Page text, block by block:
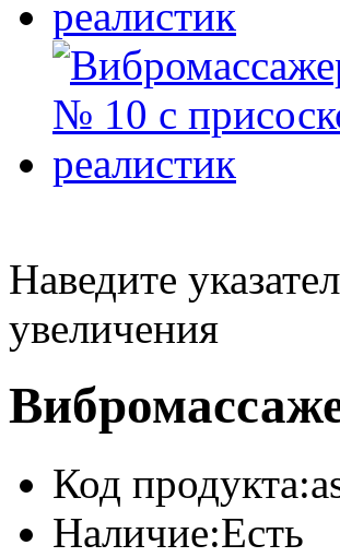
Наведите
увеличения
Код продукта:
Наличие:Есть